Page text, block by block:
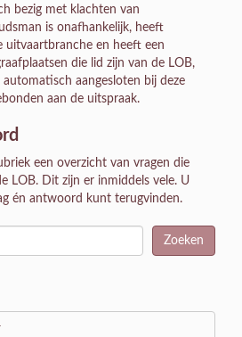
bezig met klachten van
is onafhankelijk, heeft
uitvaartbranche en heeft een
die lid zijn van de LOB,
aangesloten bij deze
aan de uitspraak.
een overzicht van vragen die
LOB. Dit zijn er inmiddels vele. U
én antwoord kunt terugvinden.
Zoeken